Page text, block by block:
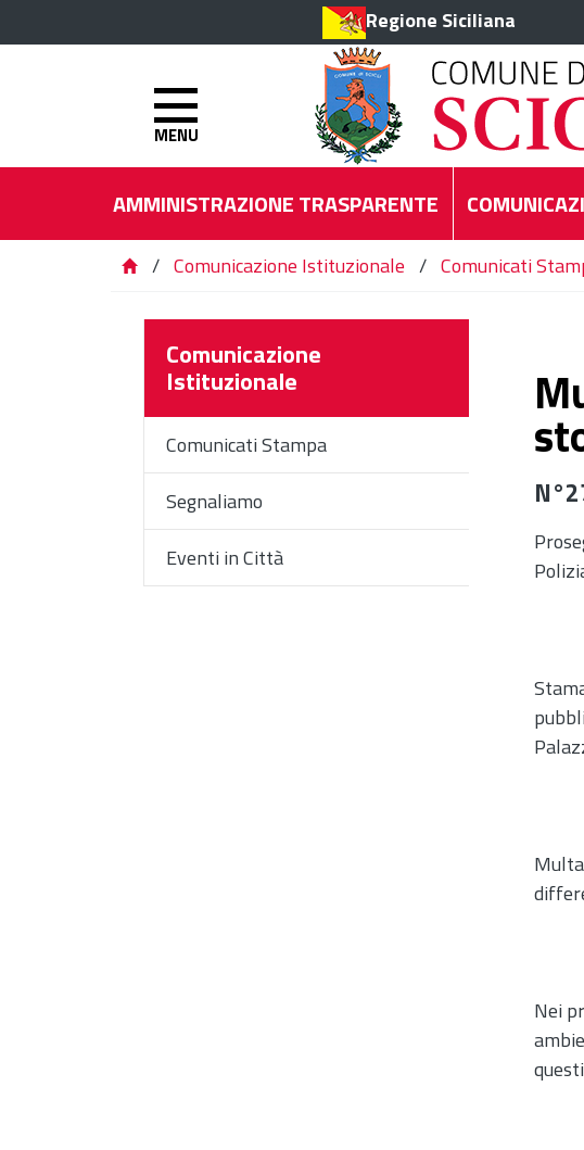
Regione Siciliana
MENU
AMMINISTRAZIONE TRASPARENTE
/ Comunicazione Istituzionale / Comunicati
Comunicazione
Istituzionale
Comunicati Stampa
Segnaliamo
Eventi in Città
Nei